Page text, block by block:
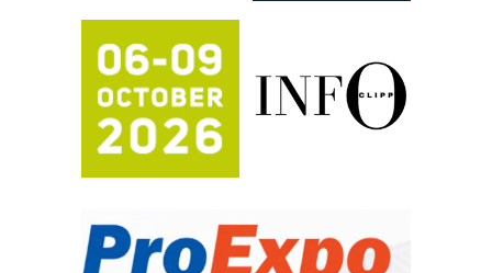
Potpuna efikasnost bez složenih
sistema
Trajna oznaka kao dugoročna korist
Bezbednost na prvom mestu!
IB BLUMENAUER - više od 40 godina
poverenja u industriji
– Pametna signalizacija za efikasnije
upravljanje mašinama